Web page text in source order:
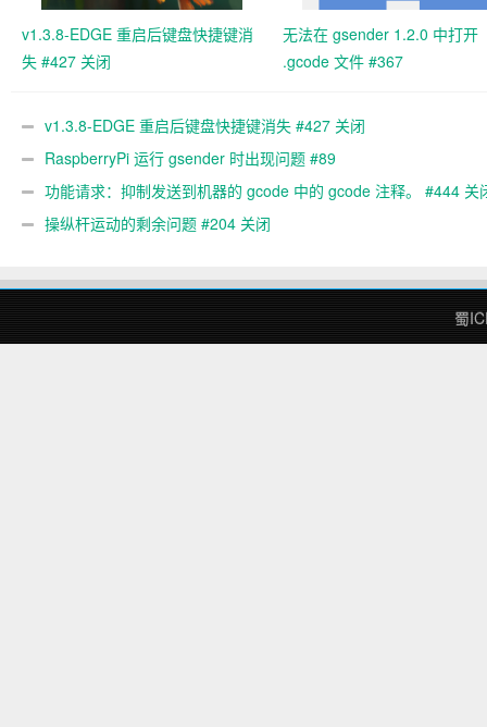
v1.3.8-EDGE 重启后键盘快捷键消
失 #427 关闭
无法在 gsender 1.2.0 中打开
.gcode 文件 #367
v1.3.8-EDGE 重启后键盘快捷键消失 #427 关闭
RaspberryPi 运行 gsender 时出现问题 #89
功能请求：抑制发送到机器的 gcode 中的 gcode 注释。 #444 关
操纵杆运动的剩余问题 #204 关闭
蜀